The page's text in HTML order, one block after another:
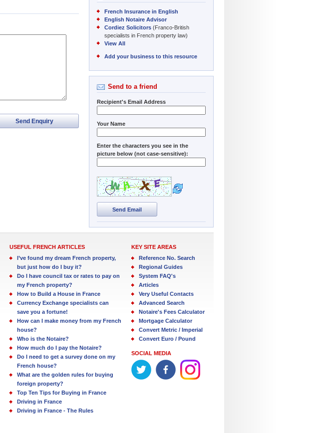
Send Enquiry
French Insurance in English
English Notaire Advisor
Cordiez Solicitors (Franco-British
specialists in French property law)
View All
Add your business to this resource
Send to a friend
Recipient's Email Address
Your Name
Enter the characters you see in the
picture below (not case-sensitive):
Send Email
USEFUL FRENCH ARTICLES
I’ve found my dream French property,
but just how do I buy it?
Do I have council tax or rates to pay on
my French property?
How to Build a House in France
Currency Exchange specialists can
save you a fortune!
How can I make money from my French
house?
Who is the Notaire?
How much do I pay the Notaire?
Do I need to get a survey done on my
French house?
What are the golden rules for buying
foreign property?
Top Ten Tips for Buying in France
Driving in France
Driving in France - The Rules
KEY SITE AREAS
Reference No. Search
Regional Guides
System FAQ's
Articles
Very Useful Contacts
Advanced Search
Notaire's Fees Calculator
Mortgage Calculator
Convert Metric / Imperial
Convert Euro / Pound
SOCIAL MEDIA